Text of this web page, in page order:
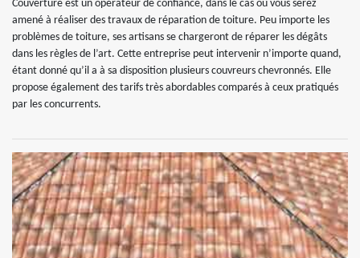
Couverture est un opérateur de confiance, dans le cas où vous serez
amené à réaliser des travaux de réparation de toiture. Peu importe les
problèmes de toiture, ses artisans se chargeront de réparer les dégâts
dans les règles de l’art. Cette entreprise peut intervenir n’importe quand,
étant donné qu’il a à sa disposition plusieurs couvreurs chevronnés. Elle
propose également des tarifs très abordables comparés à ceux pratiqués
par les concurrents.